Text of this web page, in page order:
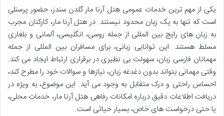
یکی از مهم ترینخدمات عمومی هتل آرنا مار گلدن سندز، حضور پرسنلی
است که تنها به یک زبان محدود نیستند. در هتل آرنا مار، کارکنان مجرب
به زبان های رایج بین المللی از جمله روسی، انگلیسی، آلمانی و بلغاری
مسلط هستند. این توانایی زبانی، برای مسافران بین المللی از جمله
مهمانان فارسی زبان، سهولت بی نظیری در برقراری ارتباط ایجاد می کند.
وقتی مهمانی بتواند بدون دغدغه زبان، نیازها و سوالات خود را مطرح کند،
احساس راحتی و درک متقابل به وجود می آید. این موضوع، به ویژه در
دریافت اطلاعات دقیق درباره امکانات رفاهی هتل آرنا مار، خدمات محلی،
یا حتی درخواست های خاص، بسیار حیاتی است.